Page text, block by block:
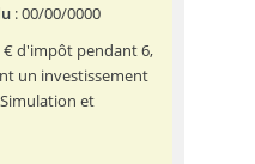
:00/00/0000
€ d'impôt pendant 6,
un investissement
et